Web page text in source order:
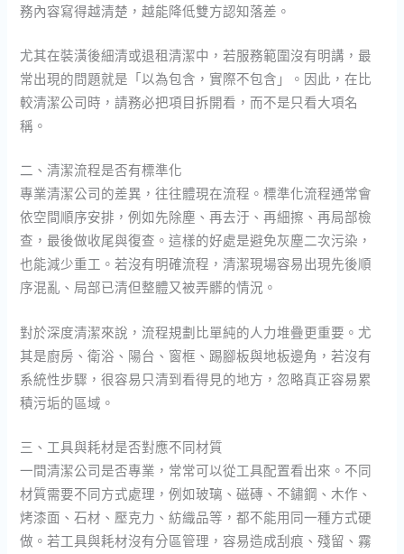
務內容寫得越清楚，越能降低雙方認知落差。
尤其在裝潢後細清或退租清潔中，若服務範圍沒有明講，最
常出現的問題就是「以為包含，實際不包含」。因此，在比
較清潔公司時，請務必把項目拆開看，而不是只看大項名
稱。
二、清潔流程是否有標準化
專業清潔公司的差異，往往體現在流程。標準化流程通常會
依空間順序安排，例如先除塵、再去汙、再細擦、再局部檢
查，最後做收尾與復查。這樣的好處是避免灰塵二次污染，
也能減少重工。若沒有明確流程，清潔現場容易出現先後順
序混亂、局部已清但整體又被弄髒的情況。
對於深度清潔來說，流程規劃比單純的人力堆疊更重要。尤
其是廚房、衛浴、陽台、窗框、踢腳板與地板邊角，若沒有
系統性步驟，很容易只清到看得見的地方，忽略真正容易累
積污垢的區域。
三、工具與耗材是否對應不同材質
一間清潔公司是否專業，常常可以從工具配置看出來。不同
材質需要不同方式處理，例如玻璃、磁磚、不鏽鋼、木作、
烤漆面、石材、壓克力、紡織品等，都不能用同一種方式硬
做。若工具與耗材沒有分區管理，容易造成刮痕、殘留、霧